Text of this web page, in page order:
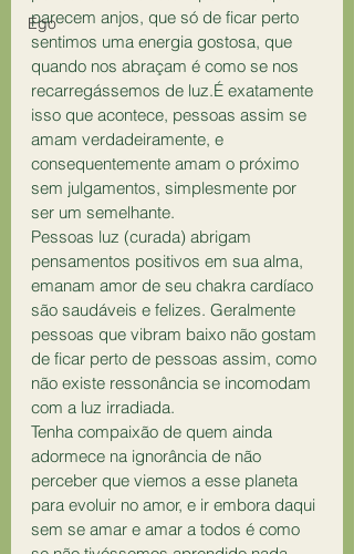
Ego
parecem anjos, que só de ficar perto
sentimos uma energia gostosa, que
quando nos abraçam é como se nos
recarregássemos de luz.É exatamente
isso que acontece, pessoas assim se
amam verdadeiramente, e
consequentemente amam o próximo
sem julgamentos, simplesmente por
ser um semelhante.
Pessoas luz (curada) abrigam
pensamentos positivos em sua alma,
emanam amor de seu chakra cardíaco
são saudáveis e felizes. Geralmente
pessoas que vibram baixo não gostam
de ficar perto de pessoas assim, como
não existe ressonância se incomodam
com a luz irradiada.
Tenha compaixão de quem ainda
adormece na ignorância de não
perceber que viemos a esse planeta
para evoluir no amor, e ir embora daqui
sem se amar e amar a todos é como